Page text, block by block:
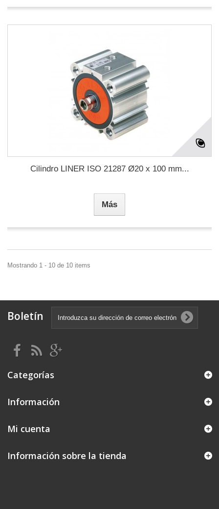
Cilindro LINER ISO 21287 Ø20 x 100 mm...
Más
Mostrando 1 - 10 de 10 items
Boletín
Categorías
Información
Mi cuenta
Información sobre la tienda